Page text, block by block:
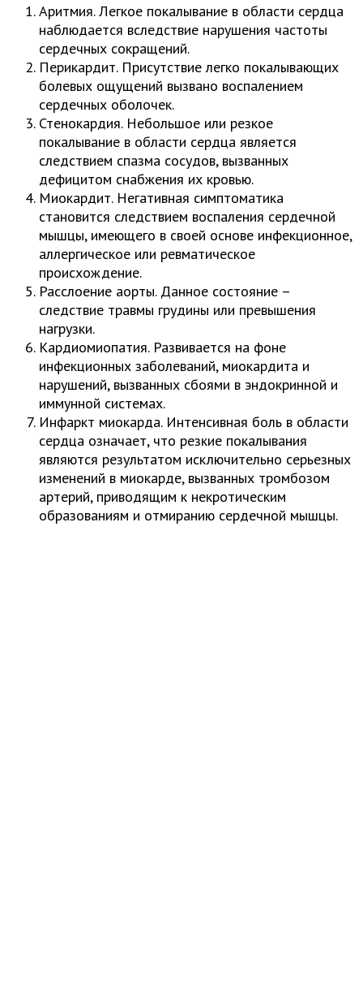
Аритмия. Легкое покалывание в области сердца
наблюдается вследствие нарушения частоты
сердечных сокращений.
Перикардит. Присутствие легко покалывающих
болевых ощущений вызвано воспалением
сердечных оболочек.
Стенокардия. Небольшое или резкое
покалывание в области сердца является
следствием спазма сосудов, вызванных
дефицитом снабжения их кровью.
Миокардит. Негативная симптоматика
становится следствием воспаления сердечной
мышцы, имеющего в своей основе инфекционное,
аллергическое или ревматическое
происхождение.
Расслоение аорты. Данное состояние –
следствие травмы грудины или превышения
нагрузки.
Кардиомиопатия. Развивается на фоне
инфекционных заболеваний, миокардита и
нарушений, вызванных сбоями в эндокринной и
иммунной системах.
Инфаркт миокарда. Интенсивная боль в области
сердца означает, что резкие покалывания
являются результатом исключительно серьезных
изменений в миокарде, вызванных тромбозом
артерий, приводящим к некротическим
образованиям и отмиранию сердечной мышцы.